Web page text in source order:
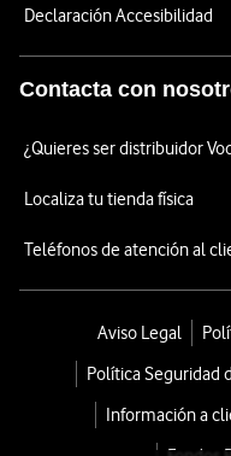
Declaración Accesibilidad
Contacta con
¿Quieres ser distribuidor
Localiza tu tienda física
Teléfonos de atención al
Aviso Legal
Política Seguridad
Información a